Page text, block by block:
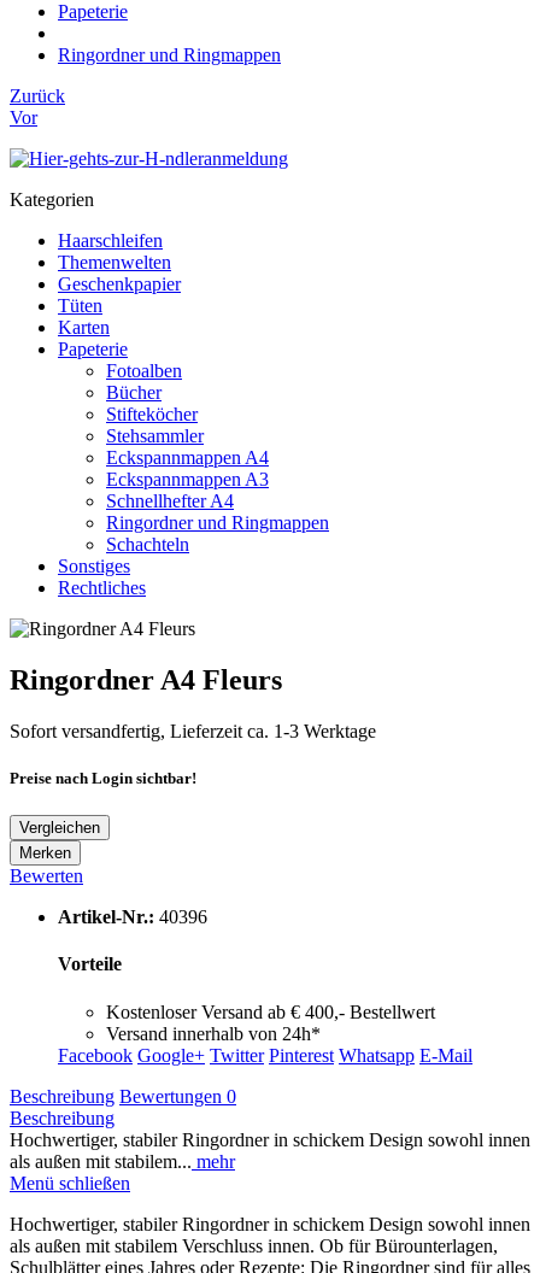
Papeterie
Ringordner und Ringmappen
Zurück
Vor
Kategorien
Haarschleifen
Themenwelten
Geschenkpapier
Tüten
Karten
Papeterie
Fotoalben
Bücher
Stifteköcher
Stehsammler
Eckspannmappen A4
Eckspannmappen A3
Schnellhefter A4
Ringordner und Ringmappen
Schachteln
Sonstiges
Rechtliches
Ringordner A4 Fleurs
Sofort versandfertig, Lieferzeit ca. 1-3 Werktage
Preise nach Login sichtbar!
Vergleichen
Merken
Bewerten
Artikel-Nr.: 40396
Vorteile
Kostenloser Versand ab € 400,- Bestellwert
Versand innerhalb von 24h*
Facebook Google+ Twitter Pinterest Whatsapp E-Mail
Beschreibung Bewertungen 0
Beschreibung
Hochwertiger, stabiler Ringordner in schickem Design sowohl innen
als außen mit stabilem... mehr
Menü schließen
Hochwertiger, stabiler Ringordner in schickem Design sowohl innen
als außen mit stabilem Verschluss innen. Ob für Bürounterlagen,
Schulblätter eines Jahres oder Rezepte: Die Ringordner sind für alles